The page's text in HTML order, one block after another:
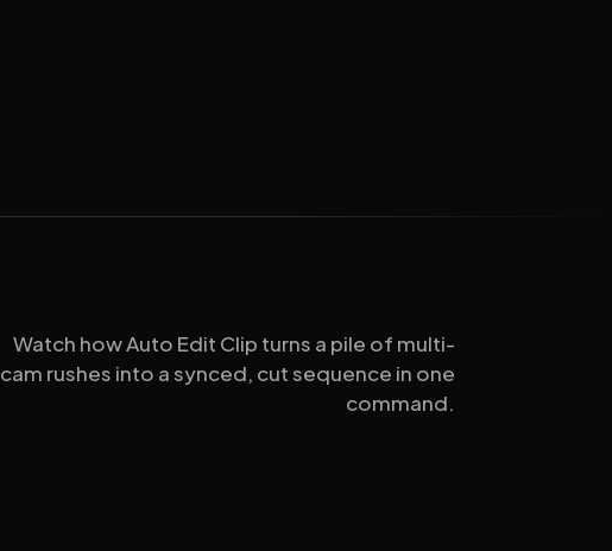
Watch how Auto Edit Clip turns a pile of multi-
cam rushes into a synced, cut sequence in one
command.